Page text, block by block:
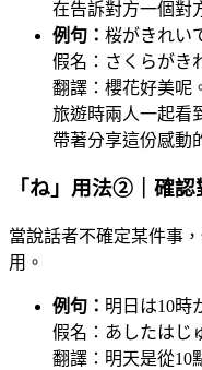
在告訴對方一個對
例句： 桜がきれい
假名：さくらがき
翻譯：櫻花好美呢
旅遊時兩人一起看
帶著分享這份感動
「ね」用法②｜確
當說話者不確定某件事
用。
例句： 明日は10時
假名：あしたはじ
翻譯：明天是從10